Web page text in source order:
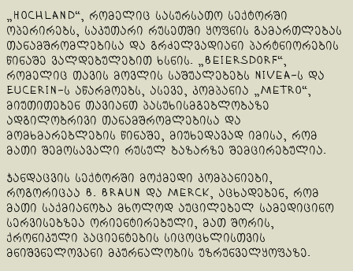
„Hochland“, რომელიც სასურსათო სექტორში
ოპერირებს, საკუთარი რუსეთში ყოფნის გამართლებას
თანამშრომლებისა და გრძელვადიანი პარტნიორების
წინაშე ვალდებულებით ხსნის. „Beiersdorf“,
რომელიც თავის მოვლის საშუალებებს Nivea-ს და
Eucerin-ს აწარმოებს, ასევე, კომპანია „Metro“,
მიუთითებენ თავიანთ პასუხისმგებლობაზე
ადგილობრივი თანამშრომლებისა და
მომხმარებლების წინაშე, მიუხედავად იმისა, რომ
მათი შემოსავალი რუსულ ბაზარზე შემცირებულია.
ჯანდაცვის სექტორში მოქმედი კომპანიები,
როგორიცაა B. Braun და Merck, აცხადებენ, რომ
მათი საქმიანობა მხოლოდ აუცილებელ სამედიცინო
სერვისებზეა ორიენტირებული, მათ შორის,
ქრონიკული პაციენტების სიცოცხლისთვის
მნიშვნელოვანი მკურნალობის უზრუნველყოფაზე.